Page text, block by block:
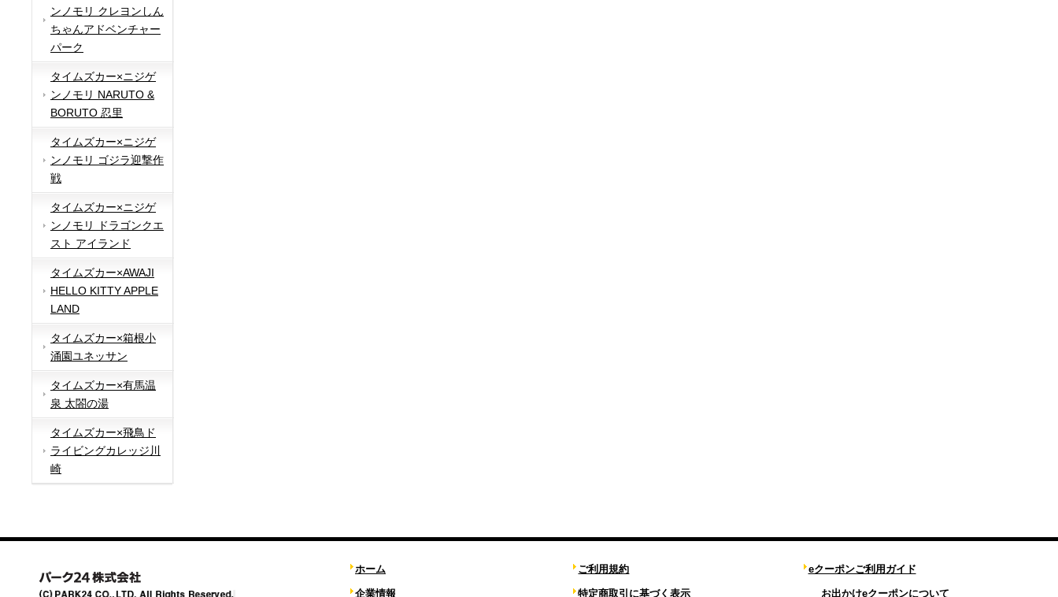
ンノモリ クレヨンしん
ちゃんアドベンチャー
パーク
タイムズカー×ニジゲ
ンノモリ NARUTO &
BORUTO 忍里
タイムズカー×ニジゲ
ンノモリ ゴジラ迎撃作
戦
タイムズカー×ニジゲ
ンノモリ ドラゴンクエ
スト アイランド
タイムズカー×AWAJI
HELLO KITTY APPLE
LAND
タイムズカー×箱根小
涌園ユネッサン
タイムズカー×有馬温
泉 太閤の湯
タイムズカー×飛鳥ド
ライビングカレッジ川
崎
ホーム
企業情報
ご利用規約
特定商取引に基づく表示
eクーポンご利用ガイド
お出かけeクーポンについて